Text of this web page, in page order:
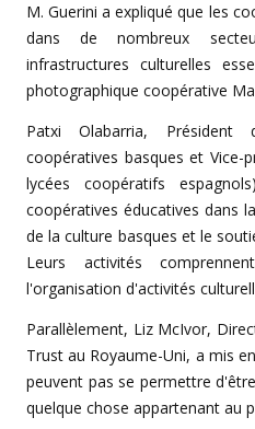
M. Guerini a expliqué que les
dans de nombreux
infrastructures culturelles
photographique coopérative
Patxi Olabarria, Président
coopératives basques et Vice-
lycées coopératifs
coopératives éducatives dans
de la culture basques et le
Leurs activités
l'organisation d'activités
Parallèlement, Liz McIvor,
Trust au Royaume-Uni, a mis
peuvent pas se permettre
quelque chose appartenant au